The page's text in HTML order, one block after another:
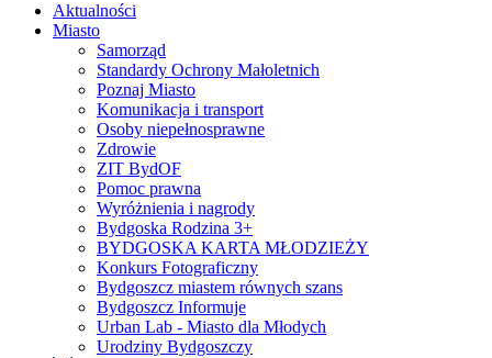
Aktualności
Miasto
Samorząd
Standardy Ochrony Małoletnich
Poznaj Miasto
Komunikacja i transport
Osoby niepełnosprawne
Zdrowie
ZIT BydOF
Pomoc prawna
Wyróżnienia i nagrody
Bydgoska Rodzina 3+
BYDGOSKA KARTA MŁODZIEŻY
Konkurs Fotograficzny
Bydgoszcz miastem równych szans
Bydgoszcz Informuje
Urban Lab - Miasto dla Młodych
Urodziny Bydgoszczy